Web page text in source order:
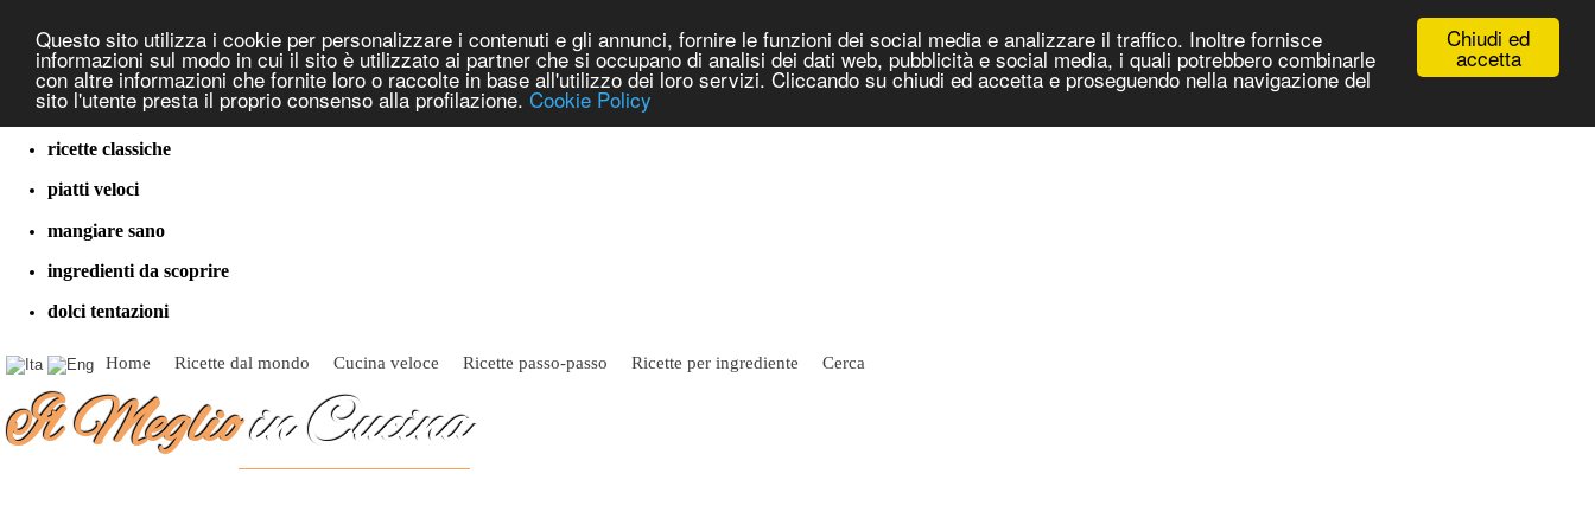
Chiudi ed
accetta
Questo sito utilizza i cookie per personalizzare i contenuti e gli annunci, fornire le funzioni dei social media e analizzare il traffico. Inoltre fornisce
informazioni sul modo in cui il sito è utilizzato ai partner che si occupano di analisi dei dati web, pubblicità e social media, i quali potrebbero combinarle
con altre informazioni che fornite loro o raccolte in base all'utilizzo dei loro servizi. Cliccando su chiudi ed accetta e proseguendo nella navigazione del
sito l'utente presta il proprio consenso alla profilazione. Cookie Policy
cucina dal mondo
ricette classiche
piatti veloci
mangiare sano
ingredienti da scoprire
dolci tentazioni
Home Ricette dal mondo Cucina veloce Ricette passo-passo Ricette per ingrediente Cerca
Il Meglioin Cucina